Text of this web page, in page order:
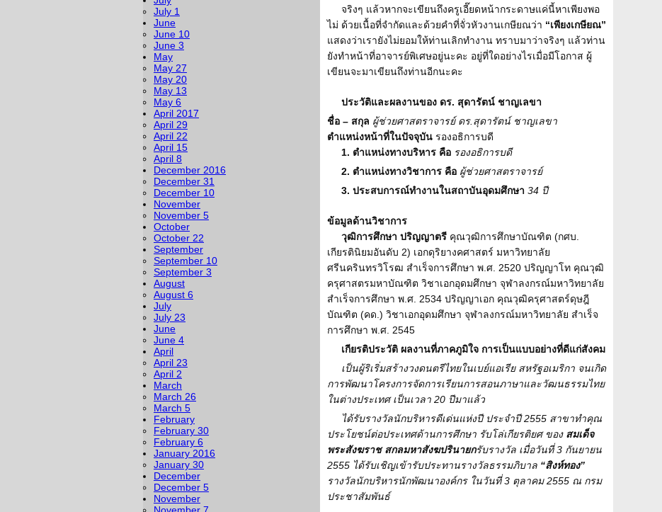
July 1
June
June 10
June 3
May
May 27
May 20
May 13
May 6
April 2017
April 29
April 22
April 15
April 8
December 2016
December 31
December 10
November
November 5
October
October 22
September
September 10
September 3
August
August 6
July
July 23
June
June 4
April
April 23
April 2
March
March 26
March 5
February
February 30
February 6
January 2016
January 30
December
December 5
November
จริงๆ แล้วหากจะเขียนถึงครูเอี๊ยดหน้ากระดาษแค่นี้หาเพียงพอ
ไม่ ด้วยเนื้อที่จำกัดและด้วยคำที่จั่วหัวงานเกษียณว่า “เพียงเกษียณ”
แสดงว่าเรายังไม่ยอมให้ท่านเลิกทำงาน ทราบมาว่าจริงๆ แล้วท่าน
ยังทำหน้าที่อาจารย์พิเศษอยู่นะคะ อยู่ที่ใดอย่างไรเมื่อมีโอกาส ผู้
เขียนจะมาเขียนถึงท่านอีกนะคะ
ประวัติและผลงานของ ดร. สุดารัตน์ ชาญเลขา
ชื่อ – สกุล ผู้ช่วยศาสตราจารย์ ดร.สุดารัตน์ ชาญเลขา
ตำแหน่งหน้าที่ในปัจจุบัน รองอธิการบดี
1. ตำแหน่งทางบริหาร คือ รองอธิการบดี
2. ตำแหน่งทางวิชาการ คือ ผู้ช่วยศาสตราจารย์
3. ประสบการณ์ทำงานในสถาบันอุดมศึกษา 34 ปี
ข้อมูลด้านวิชาการ
วุฒิการศึกษา ปริญญาตรี คุณวุฒิการศึกษาบัณฑิต (กศบ.
เกียรตินิยมอันดับ 2) เอกดุริยางคศาสตร์ มหาวิทยาลัย
ศรีนครินทรวิโรฒ สำเร็จการศึกษา พ.ศ. 2520 ปริญญาโท คุณวุฒิ
ครุศาสตรมหาบัณฑิต วิชาเอกอุดมศึกษา จุฬาลงกรณ์มหาวิทยาลัย
สำเร็จการศึกษา พ.ศ. 2534 ปริญญาเอก คุณวุฒิครุศาสตร์ดุษฎี
บัณฑิต (คด.) วิชาเอกอุดมศึกษา จุฬาลงกรณ์มหาวิทยาลัย สำเร็จ
การศึกษา พ.ศ. 2545
เกียรติประวัติ ผลงานที่ภาคภูมิใจ การเป็นแบบอย่างที่ดีแก่สังคม
เป็นผู้ริเริ่มสร้างวงดนตรีไทยในเบย์แอเรีย สหรัฐอเมริกา จนเกิด
การพัฒนาโครงการจัดการเรียนการสอนภาษาและวัฒนธรรมไทย
ในต่างประเทศ เป็นเวลา 20 ปีมาแล้ว
ได้รับรางวัลนักบริหารดีเด่นแห่งปี ประจำปี 2555 สาขาทำคุณ
ประโยชน์ต่อประเทศด้านการศึกษา รับโล่เกียรติยศ ของ สมเด็จ
พระสังฆราช สกลมหาสังฆปรินายกรับรางวัล เมื่อวันที่ 3 กันยายน
2555 ได้รับเชิญเข้ารับประทานรางวัลธรรมภิบาล “สิงห์ทอง”
รางวัลนักบริหารนักพัฒนาองค์กร ในวันที่ 3 ตุลาคม 2555 ณ กรม
ประชาสัมพันธ์